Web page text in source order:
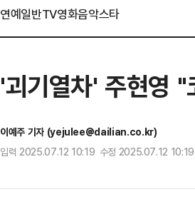
연예일반TV영화음악스타
'괴기열차' 주현영
이예주 기자 (yejulee@dailian.co.kr)
입력 2025.07.12 10:19 수정 2025.07.12 10:19